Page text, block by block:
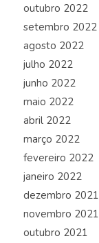
outubro 2022
setembro 2022
agosto 2022
julho 2022
junho 2022
maio 2022
abril 2022
março 2022
fevereiro 2022
janeiro 2022
dezembro 2021
novembro 2021
outubro 2021